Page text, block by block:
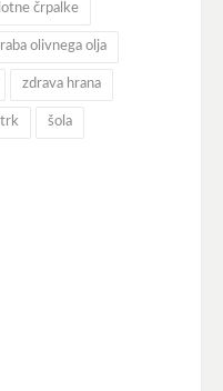
črpalke
olivnega olja
zdrava hrana
šola